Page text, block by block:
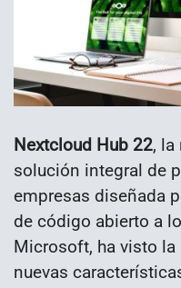
Nextcloud Hub 22, la
solución integral de
empresas diseñada
de código abierto a
Microsoft, ha visto
nuevas